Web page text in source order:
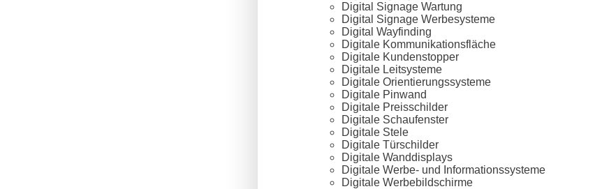
Digital Signage Wartung
Digital Signage Werbesysteme
Digital Wayfinding
Digitale Kommunikationsfläche
Digitale Kundenstopper
Digitale Leitsysteme
Digitale Orientierungssysteme
Digitale Pinwand
Digitale Preisschilder
Digitale Schaufenster
Digitale Stele
Digitale Türschilder
Digitale Wanddisplays
Digitale Werbe- und Informationssysteme
Digitale Werbebildschirme